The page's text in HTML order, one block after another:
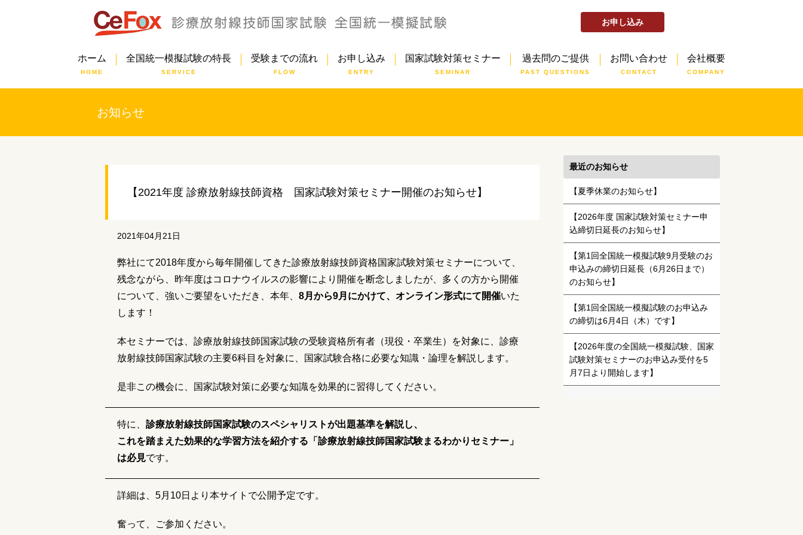
お申し込み
ホーム
HOME
全国統一模擬試験の特長
SERVICE
受験までの流れ
FLOW
お申し込み
ENTRY
国家試験対策セミナー
SEMINAR
過去問のご提供
PAST QUESTIONS
お問い合わせ
CONTACT
会社概要
COMPANY
お知らせ
【2021年度 診療放射線技師資格 国家試験対策セミナー開催のお知らせ】
2021年04月21日
弊社にて2018年度から毎年開催してきた診療放射線技師資格国家試験対策セミナーについて、
残念ながら、昨年度はコロナウイルスの影響により開催を断念しましたが、多くの方から開催
について、強いご要望をいただき、本年、 8月から9月にかけて、オンライン形式にて開催いた
します！
本セミナーでは、診療放射線技師国家試験の受験資格所有者（現役・卒業生）を対象に、診療
放射線技師国家試験の主要6科目を対象に、国家試験合格に必要な知識・論理を解説します。
是非この機会に、国家試験対策に必要な知識を効果的に習得してください。
特に、 診療放射線技師国家試験のスペシャリストが出題基準を解説し、
これを踏まえた効果的な学習方法を紹介する「診療放射線技師国家試験まるわかりセミナー」
は必見です。
詳細は、5月10日より本サイトで公開予定です。
奮って、ご参加ください。
最近のお知らせ
【夏季休業のお知らせ】
【2026年度 国家試験対策セミナー申
込締切日延長のお知らせ】
【第1回全国統一模擬試験9月受験のお
申込みの締切日延長（6月26日まで）
のお知らせ】
【第1回全国統一模擬試験のお申込み
の締切は6月4日（木）です】
【2026年度の全国統一模擬試験、国家
試験対策セミナーのお申込み受付を5
月7日より開始します】